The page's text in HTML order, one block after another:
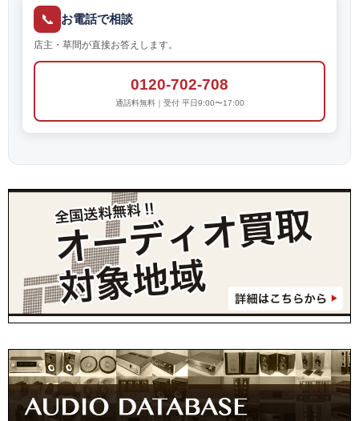
📞 お電話で相談
店主・草間が直接お答えします。
0120-702-708
通話料無料｜受付 平日9:00〜17:00